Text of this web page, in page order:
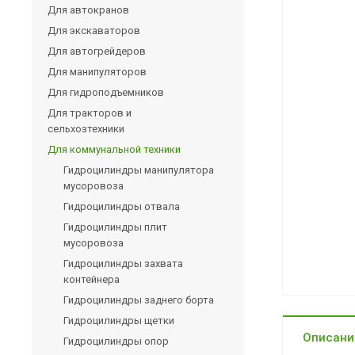
Для автокранов
Для экскаваторов
Для автогрейдеров
Для манипуляторов
Для гидроподъемников
Для тракторов и
сельхозтехники
Для коммунальной техники
Гидроцилиндры манипулятора
мусоровоза
Гидроцилиндры отвала
Гидроцилиндры плит
мусоровоза
Гидроцилиндры захвата
контейнера
Гидроцилиндры заднего борта
Гидроцилиндры щетки
Гидроцилиндры опор